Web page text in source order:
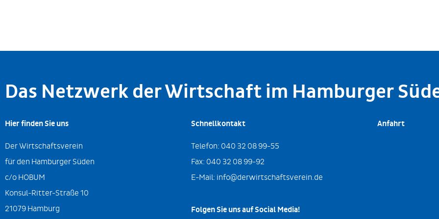
Das Netzwerk der Wirtschaft im Hamburger
Hier finden Sie uns
Der Wirtschaftsverein
für den Hamburger Süden
c/o HOBUM
Konsul-Ritter-Straße 10
21079 Hamburg
Schnellkontakt
Telefon: 040 32 08 99-55
Fax: 040 32 08 99-92
E-Mail: info@derwirtschaftsverein.de
Folgen Sie uns auf Social Media!
Anfahrt